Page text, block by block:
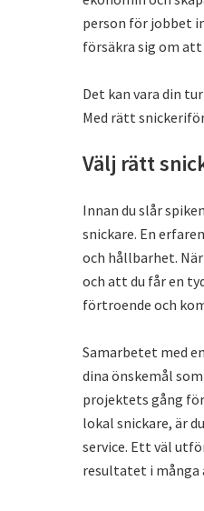
person för jobbet
försäkra sig om
Det kan vara din
Med rätt
Välj rätt
Innan du slår
snickare. En
och hållbarhet.
och att du får en
förtroende och
Samarbetet med
dina önskemål
projektets gång
lokal snickare, är
service. Ett väl
resultatet i många